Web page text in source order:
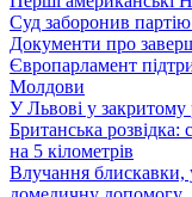
Суд заборонив
Документи про
Європарламент
Молдови
У Львові у
Британська
на 5 кілометрів
Влучання блискавки,